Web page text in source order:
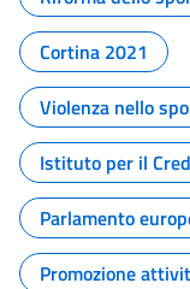
Cortina 2021
Violenza nello
Istituto per il
Parlamento
Promozione